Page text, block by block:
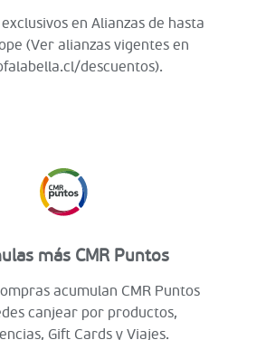
en Alianzas de hasta
(Ver alianzas vigentes en
descuentos).
más CMR Puntos
acumulan CMR Puntos
canjear por productos,
Gift Cards y Viajes.